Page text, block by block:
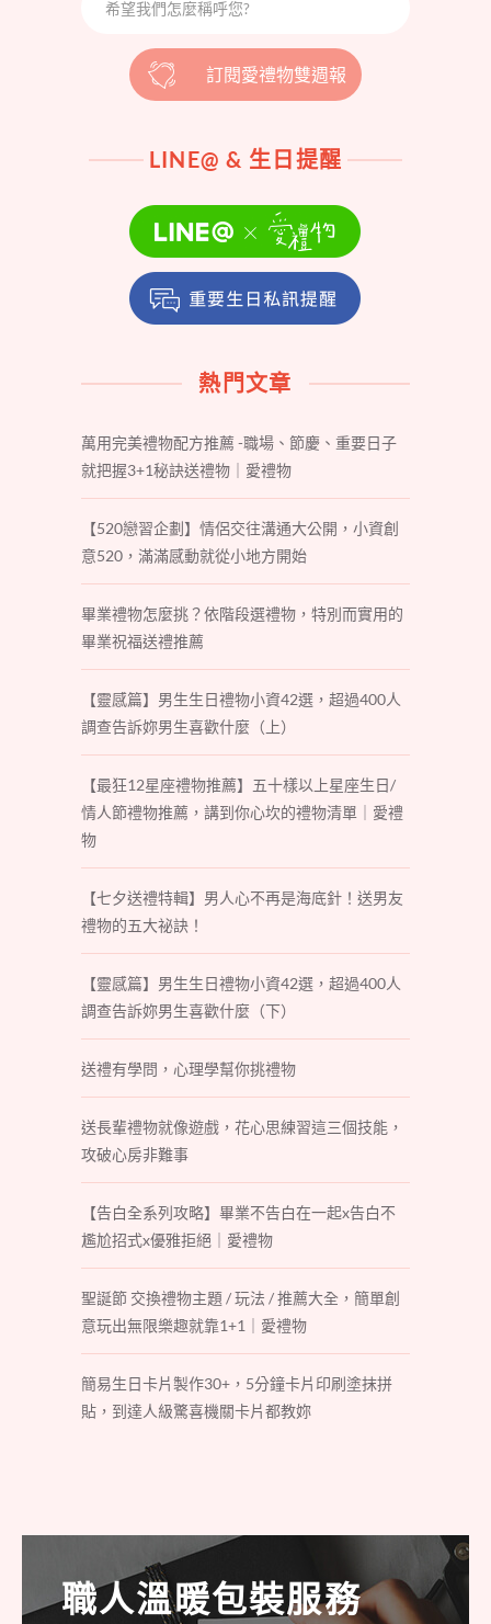
訂閱愛禮物雙週報
LINE@ & 生日提醒
熱門文章
萬用完美禮物配方推薦 -職場、節慶、重要日子
就把握3+1秘訣送禮物｜愛禮物
【520戀習企劃】情侶交往溝通大公開，小資創
意520，滿滿感動就從小地方開始
畢業禮物怎麼挑？依階段選禮物，特別而實用的
畢業祝福送禮推薦
【靈感篇】男生生日禮物小資42選，超過400人
調查告訴妳男生喜歡什麼（上）
【最狂12星座禮物推薦】五十樣以上星座生日/
情人節禮物推薦，講到你心坎的禮物清單｜愛禮
物
【七夕送禮特輯】男人心不再是海底針！送男友
禮物的五大祕訣！
【靈感篇】男生生日禮物小資42選，超過400人
調查告訴妳男生喜歡什麼（下）
送禮有學問，心理學幫你挑禮物
送長輩禮物就像遊戲，花心思練習這三個技能，
攻破心房非難事
【告白全系列攻略】畢業不告白在一起x告白不
尷尬招式x優雅拒絕｜愛禮物
聖誕節 交換禮物主題 / 玩法 / 推薦大全，簡單創
意玩出無限樂趣就靠1+1｜愛禮物
簡易生日卡片製作30+，5分鐘卡片印刷塗抹拼
貼，到達人級驚喜機關卡片都教妳
職人溫暖包裝服務